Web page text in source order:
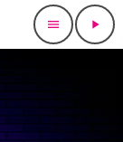
menu play_arrow